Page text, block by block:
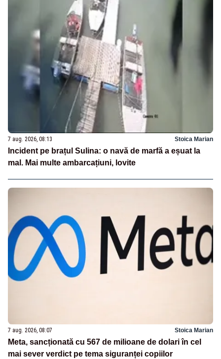
7 aug. 2026, 08:13 Stoica Marian
Incident pe brațul Sulina: o navă de marfă a eșuat la
mal. Mai multe ambarcațiuni, lovite
7 aug. 2026, 08:07 Stoica Marian
Meta, sancționată cu 567 de milioane de dolari în cel
mai sever verdict pe tema siguranței copiilor